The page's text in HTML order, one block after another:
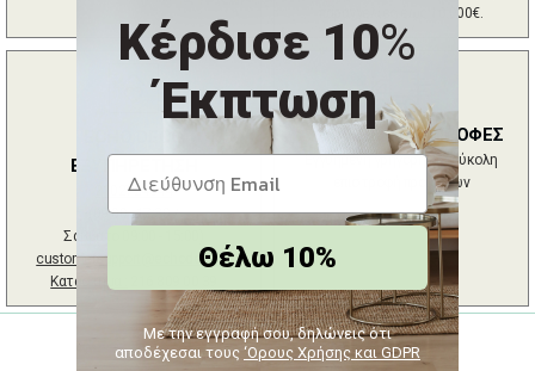
παραγγελίες έως 10.000€.
ΕΞΥΠΗΡΕΤΗΣΗ
2102724044
(09:00 - 17:30 /
Σάββατο 09:00 - 15:00)
customersupport@echodeco.gr
Κατάστημα :
ΑΛΛΑΓΕΣ - ΕΠΙΣΤΡΟΦΕΣ
Εγγυημένη γρήγορη και εύκολη
επιστροφή προϊόντων
Κέρδισε 10%
Έκπτωση
Θέλω 10%
Με την εγγραφή σου, δηλώνεις ότι
αποδέχεσαι τους ‘Ορους Χρήσης και GDPR